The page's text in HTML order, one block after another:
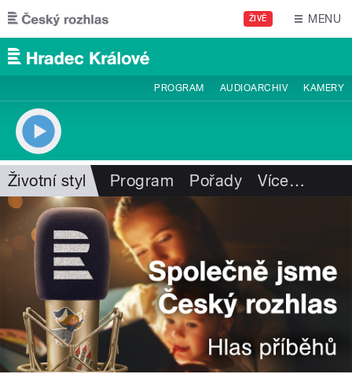
Přejít k hlavnímu obsahu
ŽIVĚ MENU
PROGRAM AUDIOARCHIV KAMERY
Životní styl Program Pořady Více…